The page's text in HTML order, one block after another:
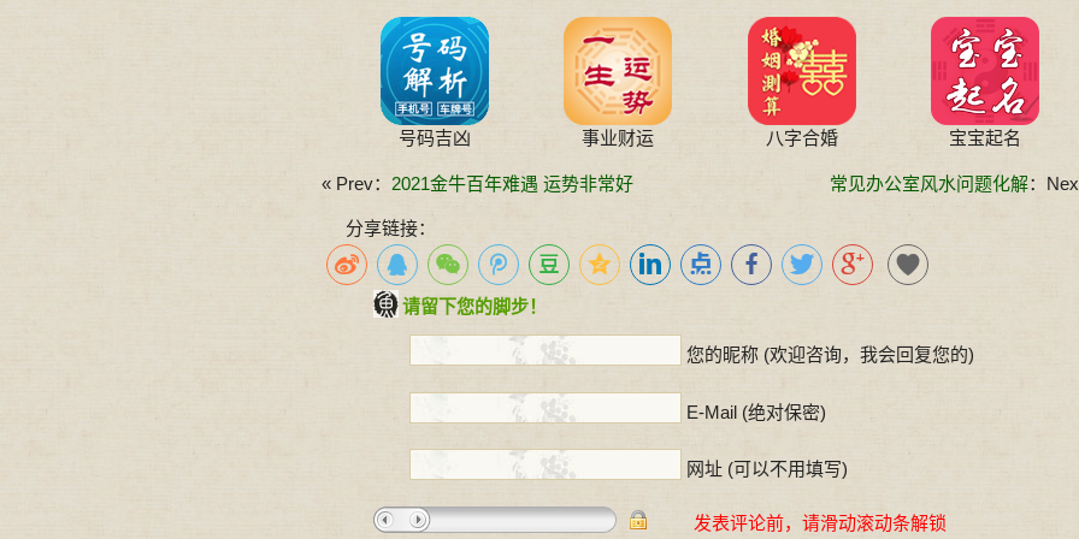
号码吉凶 事业财运 八字合婚 宝宝起名
« Prev： 2021金牛百年难遇 运势非常好 常见办公室风水问题化解：
分享链接：
请留下您的脚步！
您的昵称 (欢迎咨询，我会回复您的)
E-Mail (绝对保密)
网址 (可以不用填写)
发表评论前，请滑动滚动条解锁